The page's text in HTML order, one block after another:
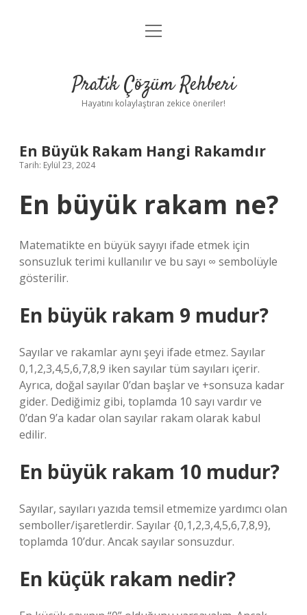
Anasayfa
Yasal Uyarı
menüyü
Pratik Çözüm Rehberi
Hayatını kolaylaştıran zekice öneriler!
En Büyük Rakam Hangi Rakamdır
Tarih: Eylül 23, 2024
En büyük rakam ne?
Matematikte en büyük sayıyı ifade etmek için
sonsuzluk terimi kullanılır ve bu sayı ∞ sembolüyle
gösterilir.
En büyük rakam 9 mudur?
Sayılar ve rakamlar aynı şeyi ifade etmez. Sayılar
0,1,2,3,4,5,6,7,8,9 iken sayılar tüm sayıları içerir.
Ayrıca, doğal sayılar 0’dan başlar ve +sonsuza kadar
gider. Dediğimiz gibi, toplamda 10 sayı vardır ve
0’dan 9’a kadar olan sayılar rakam olarak kabul
edilir.
En büyük rakam 10 mudur?
Sayılar, sayıları yazıda temsil etmemize yardımcı olan
semboller/işaretlerdir. Sayılar {0,1,2,3,4,5,6,7,8,9},
toplamda 10’dur. Ancak sayılar sonsuzdur.
En küçük rakam nedir?